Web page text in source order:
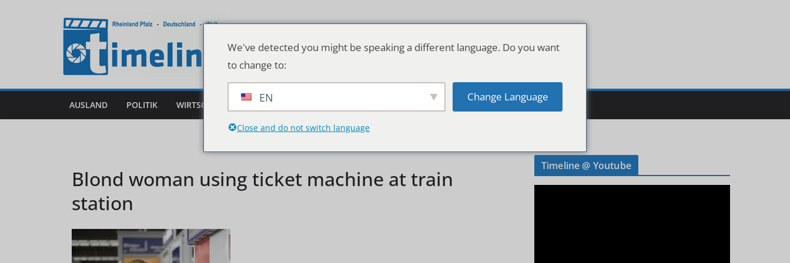
AUSLAND POLITIK WIRTSCHAFT DEUTSCHLAND & WELT
Blond woman using ticket machine at train
station
Timeline @ Youtube
We've detected you might be speaking a different language. Do you want
to change to:
EN Change Language
Close and do not switch language